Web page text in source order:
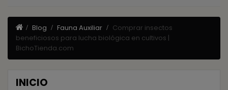
Blog Fauna Auxiliar
Comprar insectos
beneficiosos para lucha biológica en cultivos |
BichoTienda.com
INICIO